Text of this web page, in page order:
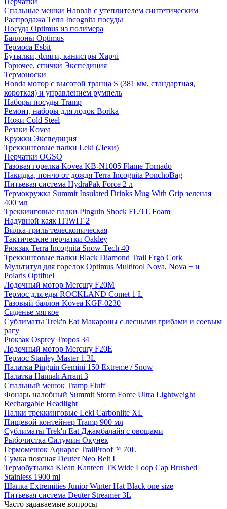
Спальные мешки Hannah с утеплителем синтетическим
Распродажа Terra Incognita посуды
Посуда Optimus из полимера
Баллоны Optimus
Термоса Esbit
Бутылки, фляги, канистры Харчі
Горючее, спички Экспедиция
Термоноски
Honda мотор с высотой транца S (381 мм, стандартная,
короткая) и управлением румпель
Наборы посуды Tramp
Ремонт, наборы для лодок Borika
Ножи Cold Steel
Резаки Kovea
Кружки Экспедиция
Треккинговые палки Leki (Леки)
Перчатки OGSO
Газовая горелка Kovea KB-N1005 Flame Tornado
Накидка, пончо от дождя Terra Incognita PonchoBag
Питьевая система HydraPak Force 2 л
Термокружка Summit Insulated Drinks Mug With Grip зеленая
400 мл
Tреккинговые палки Pinguin Shock FL/TL Foam
Надувной каяк ITIWIT 2
Вилка-гриль телескопическая
Тактические перчатки Oakley
Рюкзак Terra Incognita Snow-Tech 40
Треккинговые палки Black Diamond Trail Ergo Cork
Мультитул для горелок Optimus Multitool Nova, Nova + и
Polaris Optifuel
Лодочный мотор Mercury F20M
Термос для еды ROCKLAND Comet 1 L
Газовый баллон Kovea KGF-0230
Сиденье мягкое
Сублиматы Trek'n Eat Макароны с лесными грибами и соевым
рагу
Рюкзак Osprey Tropos 34
Лодочный мотор Mercury F20E
Термос Stanley Master 1.3L
Палатка Pinguin Gemini 150 Extreme / Snow
Палатка Hannah Arrant 3
Спальный мешок Tramp Fluff
Фонарь налобный Summit Storm Force Ultra Lightweight
Rechargable Headlight
Палки треккинговые Leki Carbonlite XL
Пищевой контейнер Tramp 900 мл
Сублиматы Trek'n Eat Джамбалайя с овощами
Рыбочистка Силумин Окунек
Гермомешок Aquapac TrailProof™ 70L
Сумка поясная Deuter Neo Belt I
Термобутылка Klean Kanteen TKWide Loop Cap Brushed
Stainless 1900 ml
Шапка Extremities Junior Winter Hat Black one size
Питьевая система Deuter Streamer 3L
Часто задаваемые вопросы